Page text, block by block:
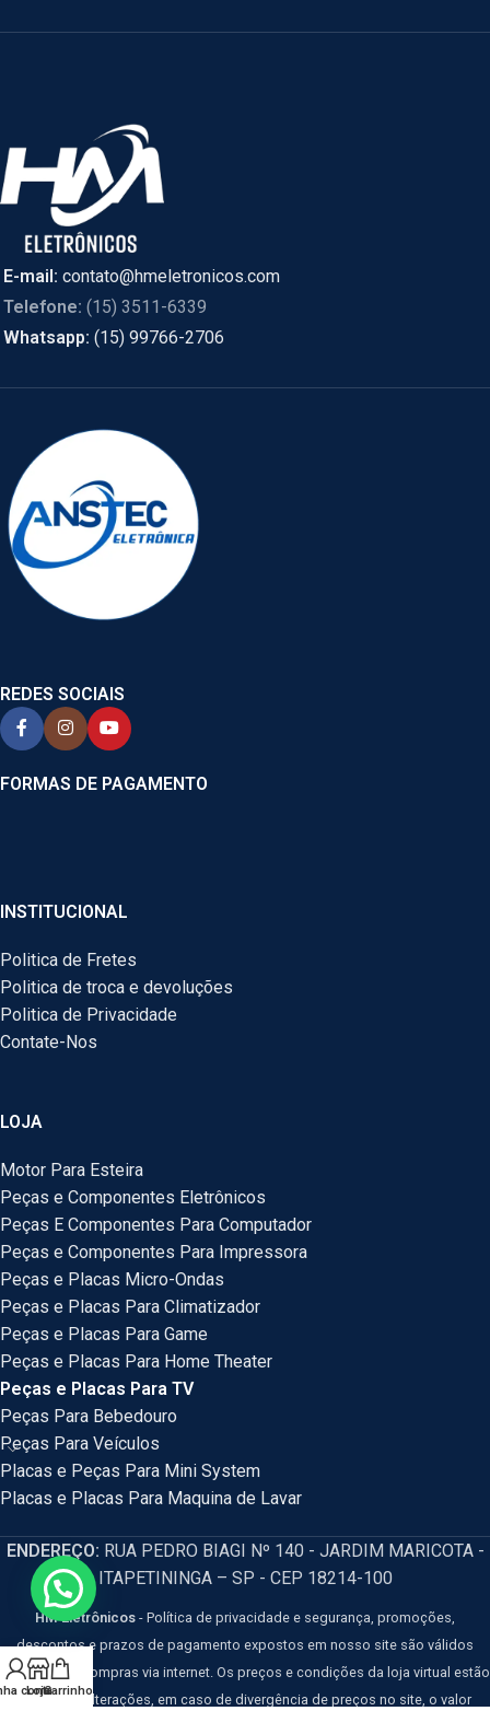
E-mail: contato@hmeletronicos.com
Telefone: (15) 3511-6339
Whatsapp: (15) 99766-2706
REDES SOCIAIS
FORMAS DE PAGAMENTO
INSTITUCIONAL
Politica de Fretes
Politica de troca e devoluções
Politica de Privacidade
Contate-Nos
LOJA
Motor Para Esteira
Peças e Componentes Eletrônicos
Peças E Componentes Para Computador
Peças e Componentes Para Impressora
Peças e Placas Micro-Ondas
Peças e Placas Para Climatizador
Peças e Placas Para Game
Peças e Placas Para Home Theater
Peças e Placas Para TV
Peças Para Bebedouro
Peças Para Veículos
Placas e Peças Para Mini System
Placas e Placas Para Maquina de Lavar
ENDEREÇO: RUA PEDRO BIAGI Nº 140 - JARDIM MARICOTA -
ITAPETININGA – SP - CEP 18214-100
HM Eletrônicos - Política de privacidade e segurança, promoções,
descontos e prazos de pagamento expostos em nosso site são válidos
apenas para compras via internet. Os preços e condições da loja virtual estão
sujeitos a alterações, em caso de divergência de preços no site, o valor
conta
LojaCarrinho